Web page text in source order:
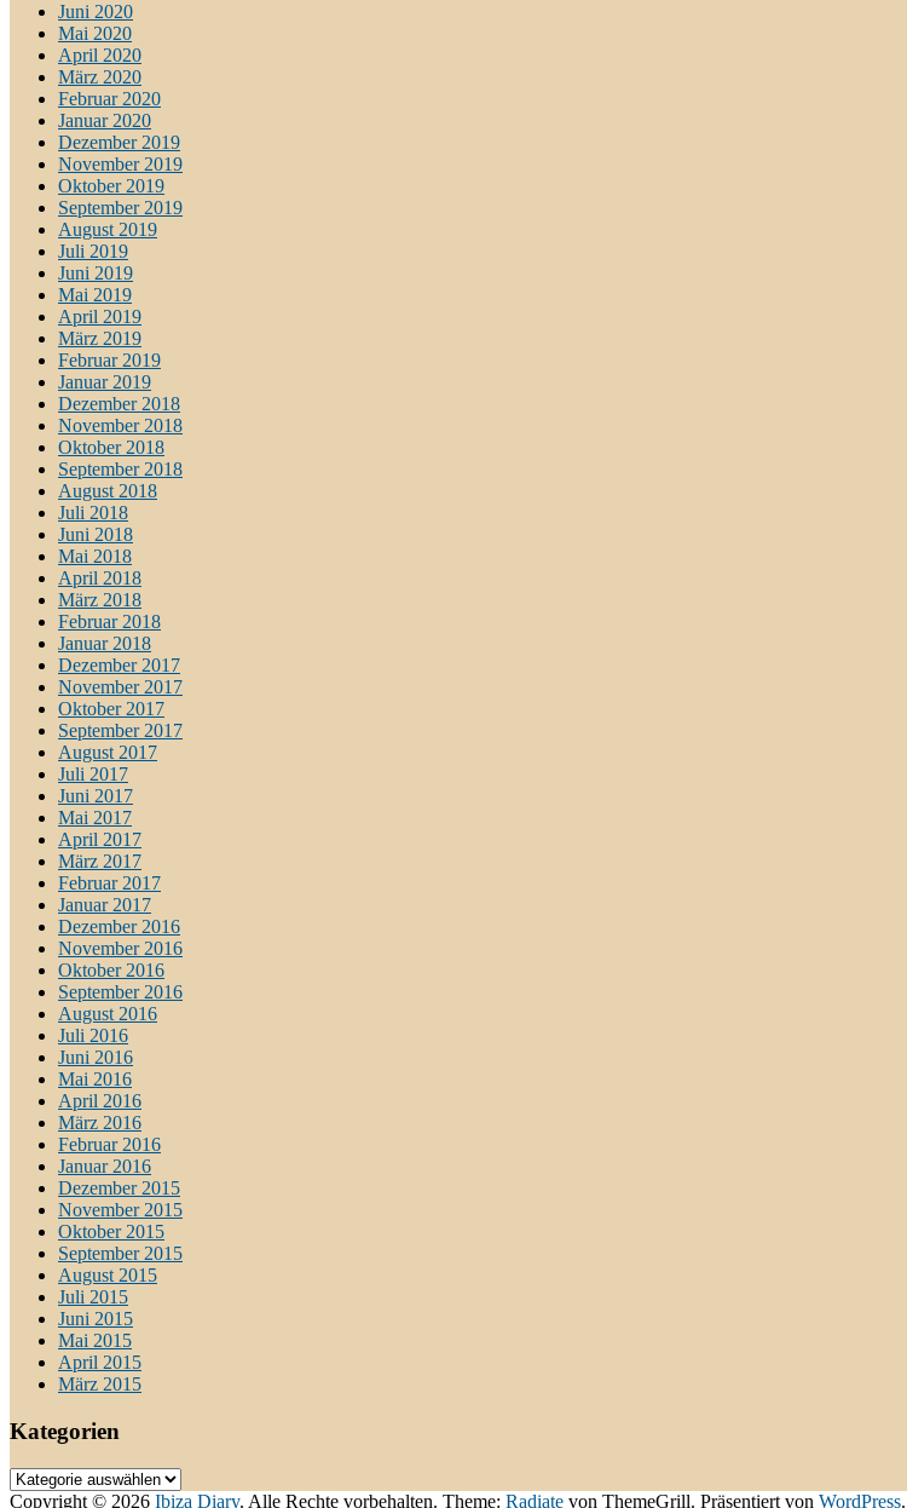
Juni 2020
Mai 2020
April 2020
März 2020
Februar 2020
Januar 2020
Dezember 2019
November 2019
Oktober 2019
September 2019
August 2019
Juli 2019
Juni 2019
Mai 2019
April 2019
März 2019
Februar 2019
Januar 2019
Dezember 2018
November 2018
Oktober 2018
September 2018
August 2018
Juli 2018
Juni 2018
Mai 2018
April 2018
März 2018
Februar 2018
Januar 2018
Dezember 2017
November 2017
Oktober 2017
September 2017
August 2017
Juli 2017
Juni 2017
Mai 2017
April 2017
März 2017
Februar 2017
Januar 2017
Dezember 2016
November 2016
Oktober 2016
September 2016
August 2016
Juli 2016
Juni 2016
Mai 2016
April 2016
März 2016
Februar 2016
Januar 2016
Dezember 2015
November 2015
Oktober 2015
September 2015
August 2015
Juli 2015
Juni 2015
Mai 2015
April 2015
März 2015
Kategorien
Kategorien
Copyright © 2026 Ibiza Diary. Alle Rechte vorbehalten. Theme: Radiate von ThemeGrill. Präsentiert von WordPress.